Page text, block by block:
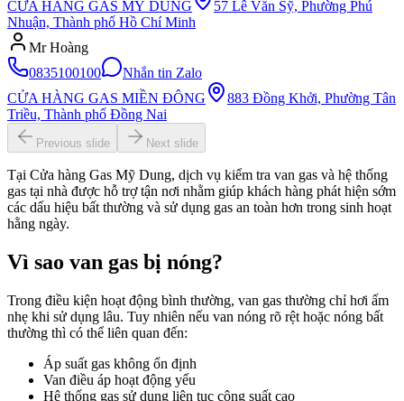
CỬA HÀNG GAS MỸ DUNG
57 Lê Văn Sỹ, Phường Phú
Nhuận, Thành phố Hồ Chí Minh
Mr Hoàng
0835100100
Nhắn tin Zalo
CỬA HÀNG GAS MIỀN ĐÔNG
883 Đồng Khởi, Phường Tân
Triều, Thành phố Đồng Nai
Previous slide Next slide
Tại Cửa hàng Gas Mỹ Dung, dịch vụ kiểm tra van gas và hệ thống
gas tại nhà được hỗ trợ tận nơi nhằm giúp khách hàng phát hiện sớm
các dấu hiệu bất thường và sử dụng gas an toàn hơn trong sinh hoạt
hằng ngày.
Vì sao van gas bị nóng?
Trong điều kiện hoạt động bình thường, van gas thường chỉ hơi ấm
nhẹ khi sử dụng lâu. Tuy nhiên nếu van nóng rõ rệt hoặc nóng bất
thường thì có thể liên quan đến:
Áp suất gas không ổn định
Van điều áp hoạt động yếu
Hệ thống gas sử dụng liên tục công suất cao